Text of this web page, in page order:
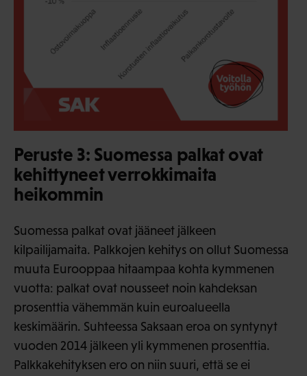
Peruste 3: Suomessa palkat ovat
kehittyneet verrokkimaita
heikommin
Suomessa palkat ovat jääneet jälkeen
kilpailijamaita. Palkkojen kehitys on ollut Suomessa
muuta Eurooppaa hitaampaa kohta kymmenen
vuotta: palkat ovat nousseet noin kahdeksan
prosenttia vähemmän kuin euroalueella
keskimäärin. Suhteessa Saksaan eroa on syntynyt
vuoden 2014 jälkeen yli kymmenen prosenttia.
Palkkakehityksen ero on niin suuri, että se ei